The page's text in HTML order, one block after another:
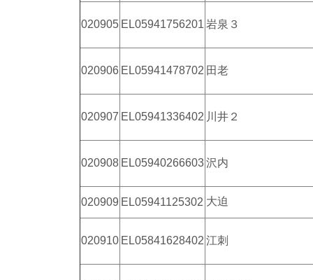
020905 EL05941756201 岩泉３
020906 EL05941478702 田老
020907 EL05941336402 川井２
020908 EL05940266603沢内
020909 EL05941125302 大迫
020910 EL05841628402 江刺